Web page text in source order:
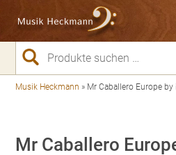
Suchen
nach:
Musik Heckmann » Mr Caballero Europe
Mr Caballero